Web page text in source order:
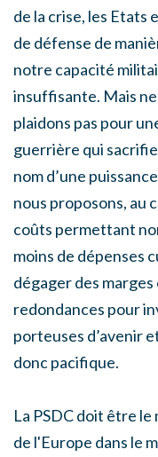
de la crise, les Etats
de défense de
notre capacité
insuffisante. Mais
plaidons pas pour
guerrière qui
nom d’une
nous proposons, au
coûts permettant
moins de dépenses
dégager des
redondances pour
porteuses d’avenir
donc pacifique.
La PSDC doit être
de l'Europe dans le